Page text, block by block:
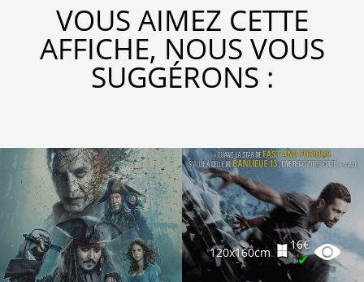
VOUS AIMEZ CETTE
AFFICHE, NOUS VOUS
SUGGÉRONS :
120x160cm
16€
✔